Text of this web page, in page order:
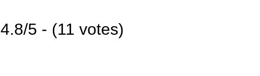
4.8/5 - (11 votes)